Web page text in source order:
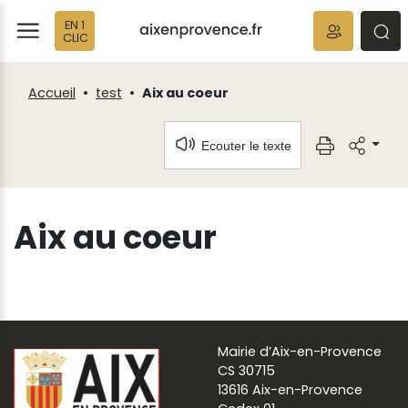
EN 1
CLIC
Accueil test Aix au coeur
Ecouter le texte
Aix au coeur
Mairie d’Aix-en-Provence
CS 30715
13616 Aix-en-Provence
Fenêtre
de
chat
Panneau de gestion des cookies